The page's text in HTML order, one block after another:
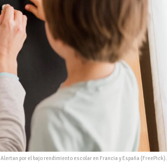
Alertan por el bajo rendimiento escolar en Francia y España (FreePick).